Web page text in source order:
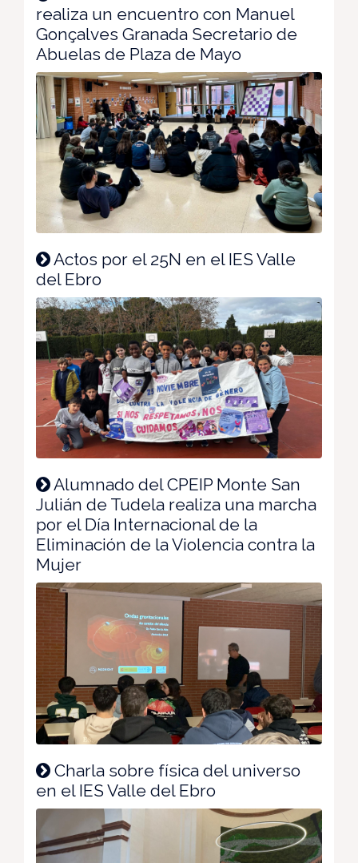
realiza un encuentro con Manuel
Gonçalves Granada Secretario de
Abuelas de Plaza de Mayo
Actos por el 25N en el IES Valle
del Ebro
Alumnado del CPEIP Monte San
Julián de Tudela realiza una marcha
por el Día Internacional de la
Eliminación de la Violencia contra la
Mujer
Charla sobre física del universo
en el IES Valle del Ebro